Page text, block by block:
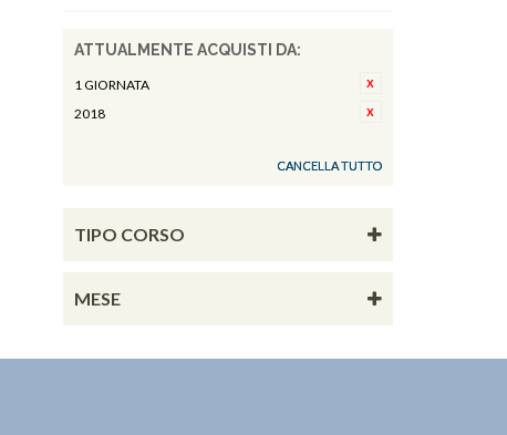
ATTUALMENTE ACQUISTI DA:
1 GIORNATA
2018
CANCELLA TUTTO
TIPO CORSO
MESE